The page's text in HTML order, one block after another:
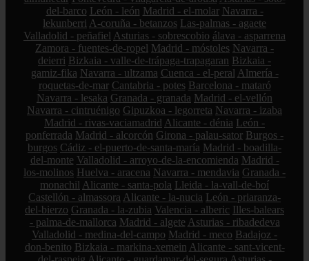
del-barco León - león Madrid - el-molar Navarra -
lekunberri A-coruña - betanzos Las-palmas - agaete
Valladolid - peñafiel Asturias - sobrescobio álava - asparrena
Zamora - fuentes-de-ropel Madrid - móstoles Navarra -
deierri Bizkaia - valle-de-trápaga-trapagaran Bizkaia -
gamiz-fika Navarra - ultzama Cuenca - el-peral Almería -
roquetas-de-mar Cantabria - potes Barcelona - mataró
Navarra - lesaka Granada - granada Madrid - el-vellón
Navarra - cintruénigo Gipuzkoa - legorreta Navarra - izaba
Madrid - rivas-vaciamadrid Alicante - dénia León -
ponferrada Madrid - alcorcón Girona - palau-sator Burgos -
burgos Cádiz - el-puerto-de-santa-maría Madrid - boadilla-
del-monte Valladolid - arroyo-de-la-encomienda Madrid -
los-molinos Huelva - aracena Navarra - mendavia Granada -
monachil Alicante - santa-pola Lleida - la-vall-de-boí
Castellón - almassora Alicante - la-nucia León - priaranza-
del-bierzo Granada - la-zubia Valencia - alberic Illes-balears
- palma-de-mallorca Madrid - algete Asturias - ribadedeva
Valladolid - medina-del-campo Madrid - meco Badajoz -
don-benito Bizkaia - markina-xemein Alicante - sant-vicent-